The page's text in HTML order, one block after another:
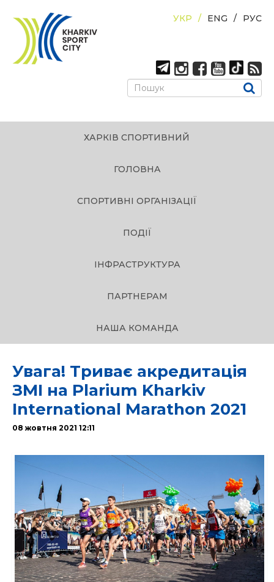
РУС
ENG
УКР
ХАРКІВ СПОРТИВНИЙ
ГОЛОВНА
СПОРТИВНІ ОРГАНІЗАЦІЇ
ПОДІЇ
ІНФРАСТРУКТУРА
ПАРТНЕРАМ
НАША КОМАНДА
Увага! Триває акредитація
ЗМІ на Plarium Kharkiv
International Marathon 2021
08 жовтня 2021 12:11